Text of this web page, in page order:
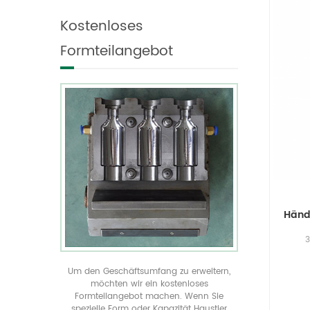
produzieren es.
allen Größen anzeigen
einzigartige
unser kostenloses
Spritzgussangebot
Kostenloses
Formteilangebot
Um den Geschäftsumfang zu erweitern,
möchten wir ein kostenloses
Formteilangebot machen. Wenn Sie